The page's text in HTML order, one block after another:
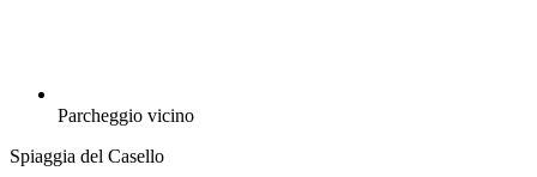
Parcheggio vicino
Spiaggia del Casello